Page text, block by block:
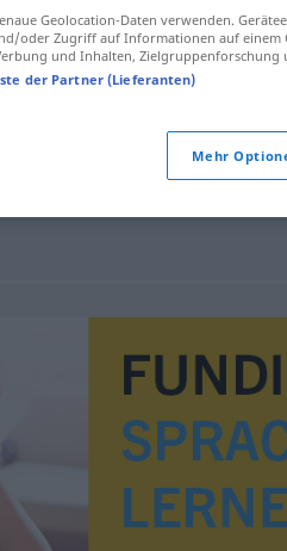
(oft Plural: Gesichte) (veraltet),
Geolocation-Daten verwenden.
oder Zugriff auf Informationen auf einem
und Inhalten, Zielgruppenforschung
der Partner (Lieferanten)
Mehr